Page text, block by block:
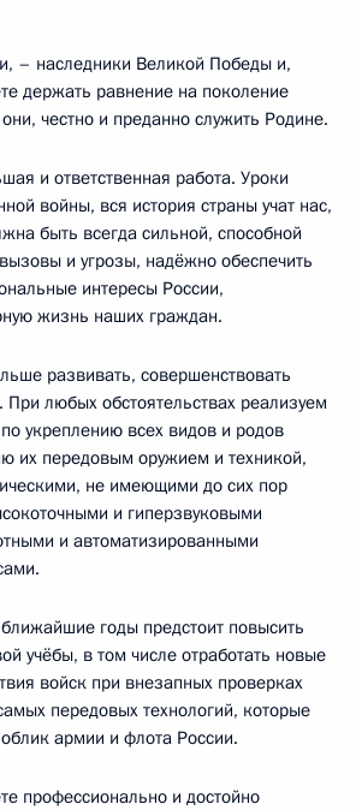
– наследники Великой Победы и,
держать равнение на поколение
честно и преданно служить Родине.
и ответственная работа. Уроки
войны, вся история страны учат нас,
быть всегда сильной, способной
и угрозы, надёжно обеспечить
интересы России,
жизнь наших граждан.
развивать, совершенствовать
любых обстоятельствах реализуем
укреплению всех видов и родов
их передовым оружием и техникой,
не имеющими до сих пор
и гиперзвуковыми
и автоматизированными
годы предстоит повысить
учёбы, в том числе отработать новые
войск при внезапных проверках
передовых технологий, которые
армии и флота России.
профессионально и достойно